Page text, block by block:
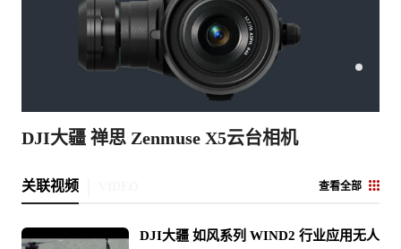
DJI大疆 禅思 Zenmuse X5云台相机
关联视频 查看全部
DJI大疆 如风系列 WIND2 行业应用无人